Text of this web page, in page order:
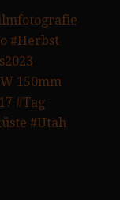
#Herbst
150mm
#Tag
#Utah